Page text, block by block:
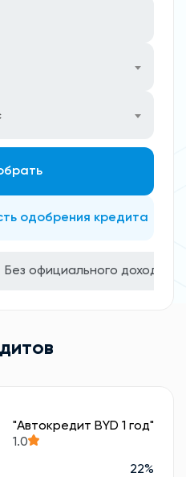
одобрения кредита
Без официального дохода
"Автокредит BYD 1 год"
1.0
22%